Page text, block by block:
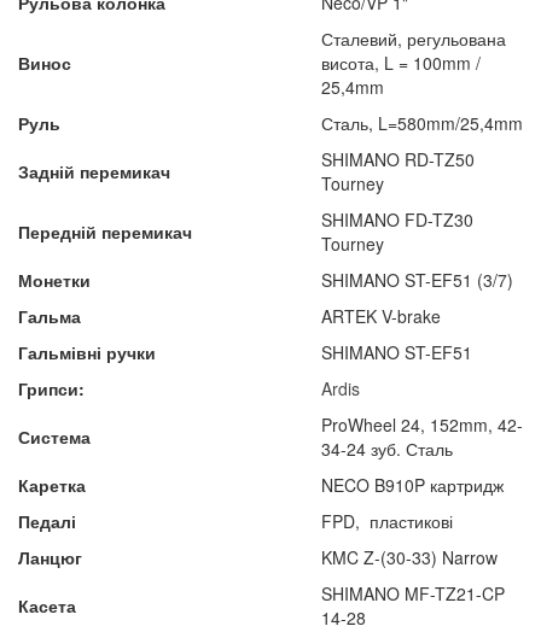
Винос
Сталевий, регульована
висота, L = 100mm /
25,4mm
Руль
Сталь, L=580mm/25,4mm
Задній перемикач
SHIMANO RD-TZ50
Tourney
Передній перемикач
SHIMANO FD-TZ30
Tourney
Монетки
SHIMANO ST-EF51 (3/7)
Гальма
ARTEK V-brake
Гальмівні ручки
SHIMANO ST-EF51
Грипси:
Ardis
Система
ProWheel 24, 152mm, 42-
34-24 зуб. Сталь
Каретка
NECO B910P картридж
Педалі
FPD, пластикові
Ланцюг
KMC Z-(30-33) Narrow
Касета
SHIMANO MF-TZ21-CP
14-28